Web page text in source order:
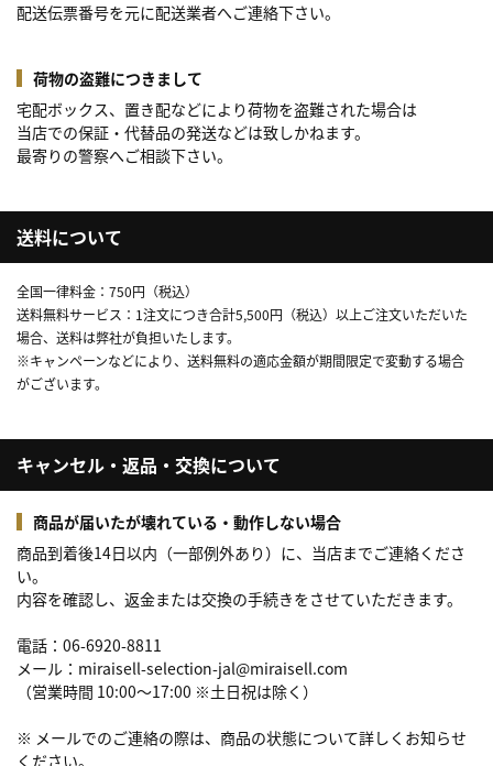
配送伝票番号を元に配送業者へご連絡下さい。
荷物の盗難につきまして
宅配ボックス、置き配などにより荷物を盗難された場合は
当店での保証・代替品の発送などは致しかねます。
最寄りの警察へご相談下さい。
送料について
全国一律料金：750円（税込）
送料無料サービス：1注文につき合計5,500円（税込）以上ご注文いただいた
場合、送料は弊社が負担いたします。
※キャンペーンなどにより、送料無料の適応金額が期間限定で変動する場合
がございます。
キャンセル・返品・交換について
商品が届いたが壊れている・動作しない場合
商品到着後14日以内（一部例外あり）に、当店までご連絡くださ
い。
内容を確認し、返金または交換の手続きをさせていただきます。
電話：06-6920-8811
メール：miraisell-selection-jal@miraisell.com
（営業時間 10:00～17:00 ※土日祝は除く）
※ メールでのご連絡の際は、商品の状態について詳しくお知らせ
ください。